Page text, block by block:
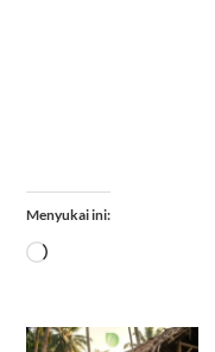
Menyukai ini:
Memuat...